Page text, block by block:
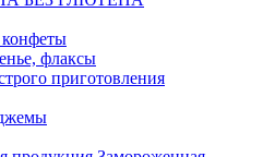
флаксы
приготовления